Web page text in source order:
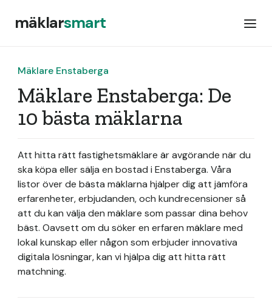
mäklarsmart
Mäklare Enstaberga
Mäklare Enstaberga: De
10 bästa mäklarna
Att hitta rätt fastighetsmäklare är avgörande när du
ska köpa eller sälja en bostad i Enstaberga. Våra
listor över de bästa mäklarna hjälper dig att jämföra
erfarenheter, erbjudanden, och kundrecensioner så
att du kan välja den mäklare som passar dina behov
bäst. Oavsett om du söker en erfaren mäklare med
lokal kunskap eller någon som erbjuder innovativa
digitala lösningar, kan vi hjälpa dig att hitta rätt
matchning.